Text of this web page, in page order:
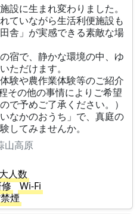
設に生まれ変わりました。
ていながら生活利便施設も
舎」が実感できる素敵な場
宿で、静かな環境の中、ゆ
ただけます。
験や農作業体験等のご紹介
その他の事情によりご希望
で予めご了承ください。）
なかのおうち」で、真庭の
してみませんか。
山高原
大人数
Wi-Fi
煙